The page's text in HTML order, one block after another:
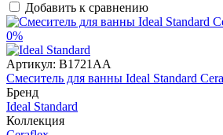
Добавить к сравнению
0%
Артикул: B1721AA
Смеситель для ванны Ideal Standard
Бренд
Ideal Standard
Коллекция